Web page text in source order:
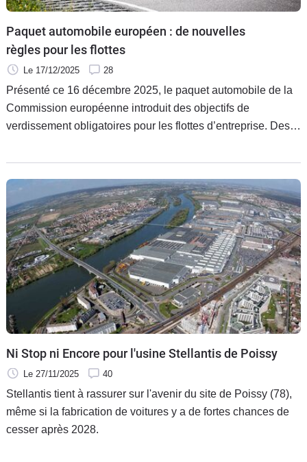
Auto
Services
Forum
Paquet automobile européen : de nouvelles
règles pour les flottes
Le 17/12/2025 28
Présenté ce 16 décembre 2025, le paquet automobile de la
Commission européenne introduit des objectifs de
verdissement obligatoires pour les flottes d’entreprise. Des
Parlement européen et le Conseil.
Ni Stop ni Encore pour l'usine Stellantis de Poissy
Le 27/11/2025 40
Stellantis tient à rassurer sur l'avenir du site de Poissy (78),
même si la fabrication de voitures y a de fortes chances de
cesser après 2028.